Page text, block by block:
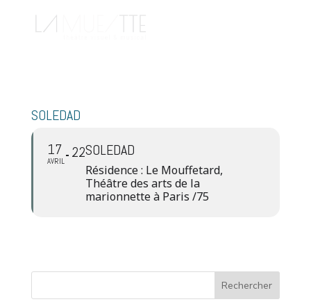
SOLEDAD
17
AVRIL 22SOLEDAD
Résidence : Le Mouffetard,
Théâtre des arts de la
marionnette à Paris /75
Rechercher